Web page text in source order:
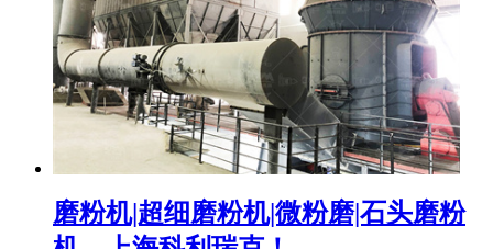
磨粉机|超细磨粉机|微粉磨|石头磨粉